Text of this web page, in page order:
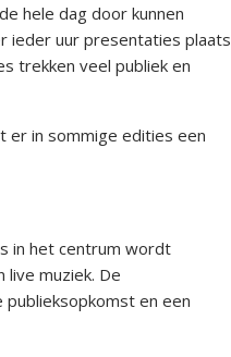
hele dag door kunnen
ieder uur presentaties plaats
trekken veel publiek en
er in sommige edities een
in het centrum wordt
muziek. De
en een